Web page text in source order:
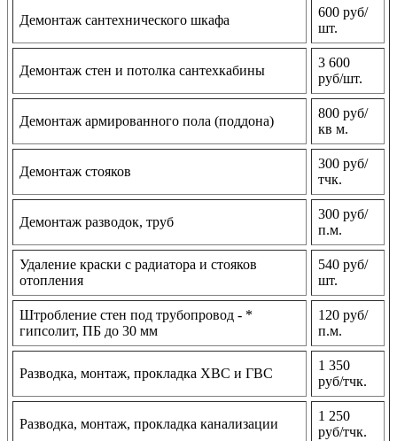
Демонтаж сантехнического шкафа
600 руб/
шт.
Демонтаж стен и потолка сантехкабины
3 600
руб/шт.
Демонтаж армированного пола (поддона)
800 руб/
кв м.
Демонтаж стояков
300 руб/
тчк.
Демонтаж разводок, труб
300 руб/
п.м.
Удаление краски с радиатора и стояков
отопления
540 руб/
шт.
Штробление стен под трубопровод - *
гипсолит, ПБ до 30 мм
120 руб/
п.м.
Разводка, монтаж, прокладка ХВС и ГВС
1 350
руб/тчк.
Разводка, монтаж, прокладка канализации
1 250
руб/тчк.